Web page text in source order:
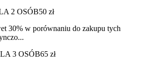
2 OSÓB50 zł
30% w porównaniu do zakupu tych
3 OSÓB65 zł